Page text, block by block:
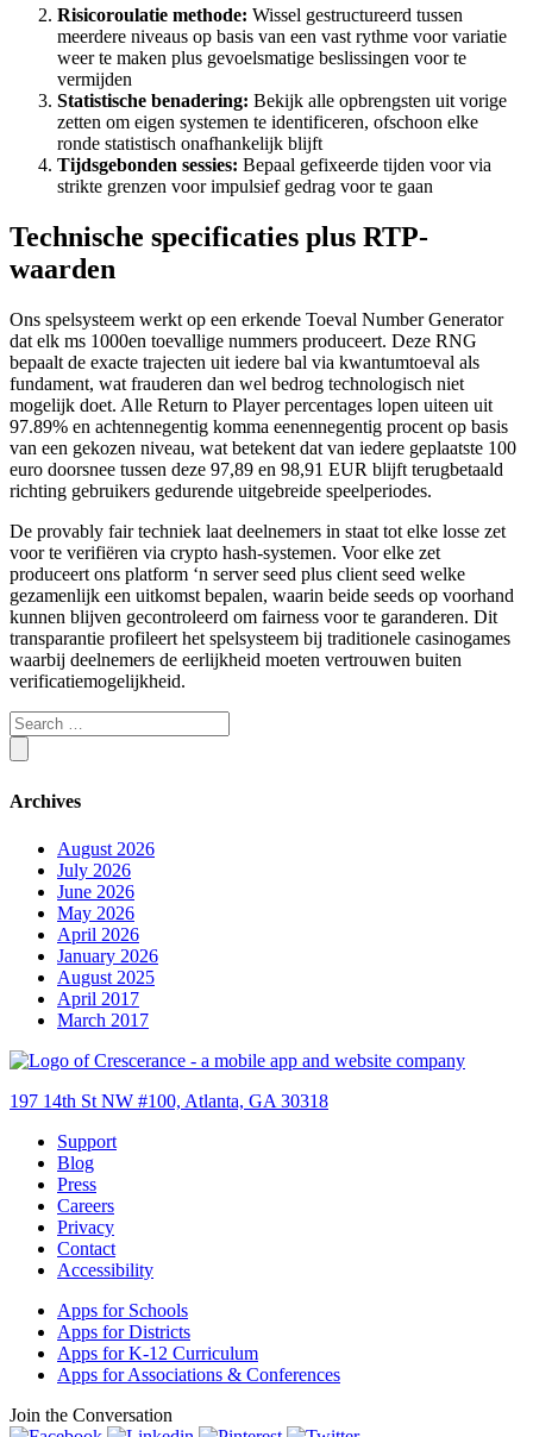
Risicoroulatie methode: Wissel gestructureerd tussen
meerdere niveaus op basis van een vast rythme voor variatie
weer te maken plus gevoelsmatige beslissingen voor te
vermijden
Statistische benadering: Bekijk alle opbrengsten uit vorige
zetten om eigen systemen te identificeren, ofschoon elke
ronde statistisch onafhankelijk blijft
Tijdsgebonden sessies: Bepaal gefixeerde tijden voor via
strikte grenzen voor impulsief gedrag voor te gaan
Technische specificaties plus RTP-
waarden
Ons spelsysteem werkt op een erkende Toeval Number Generator
dat elk ms 1000en toevallige nummers produceert. Deze RNG
bepaalt de exacte trajecten uit iedere bal via kwantumtoeval als
fundament, wat frauderen dan wel bedrog technologisch niet
mogelijk doet. Alle Return to Player percentages lopen uiteen uit
97.89% en achtennegentig komma eenennegentig procent op basis
van een gekozen niveau, wat betekent dat van iedere geplaatste 100
euro doorsnee tussen deze 97,89 en 98,91 EUR blijft terugbetaald
richting gebruikers gedurende uitgebreide speelperiodes.
De provably fair techniek laat deelnemers in staat tot elke losse zet
voor te verifiëren via crypto hash-systemen. Voor elke zet
produceert ons platform ‘n server seed plus client seed welke
gezamenlijk een uitkomst bepalen, waarin beide seeds op voorhand
kunnen blijven gecontroleerd om fairness voor te garanderen. Dit
transparantie profileert het spelsysteem bij traditionele casinogames
waarbij deelnemers de eerlijkheid moeten vertrouwen buiten
verificatiemogelijkheid.
Archives
August 2026
July 2026
June 2026
May 2026
April 2026
January 2026
August 2025
April 2017
March 2017
197 14th St NW #100, Atlanta, GA 30318
Support
Blog
Press
Careers
Privacy
Contact
Accessibility
Apps for Schools
Apps for Districts
Apps for K-12 Curriculum
Apps for Associations & Conferences
Join the Conversation